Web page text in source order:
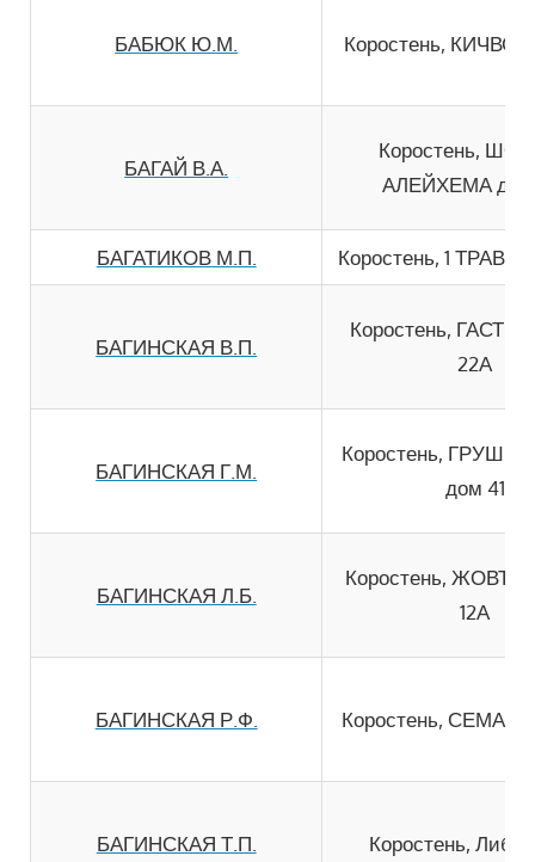
БАБЮК Ю.М. Коростень,
БАГАЙ В.А.
Коростень,
АЛЕЙХЕМА дом
БАГАТИКОВ М.П. Коростень, 1
БАГИНСКАЯ В.П.
Коростень,
22А
БАГИНСКАЯ Г.М.
Коростень,
дом 41
БАГИНСКАЯ Л.Б.
Коростень,
12А
БАГИНСКАЯ Р.Ф. Коростень,
БАГИНСКАЯ Т.П. Коростень,